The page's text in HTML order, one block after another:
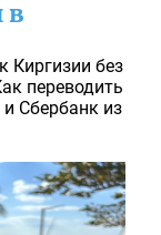
в
Киргизии без
переводить
Сбербанк из